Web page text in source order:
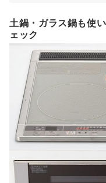
土鍋・ガラス鍋も使
ェック